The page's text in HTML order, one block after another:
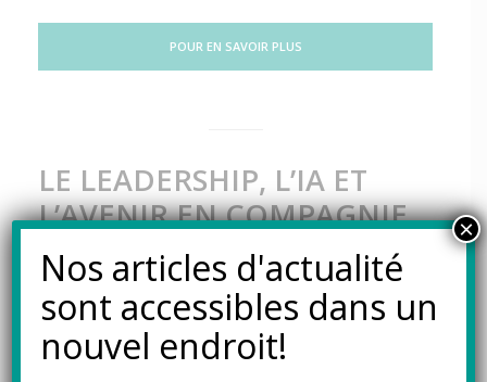
POUR EN SAVOIR PLUS
LE LEADERSHIP, L’IA ET
L’AVENIR EN COMPAGNIE
DE LA PRÉSIDENTE
SORTANTE DE L’ICA
Balados 7 septembre 2023
Nos articles d'actualité
sont accessibles dans un
nouvel endroit!
×